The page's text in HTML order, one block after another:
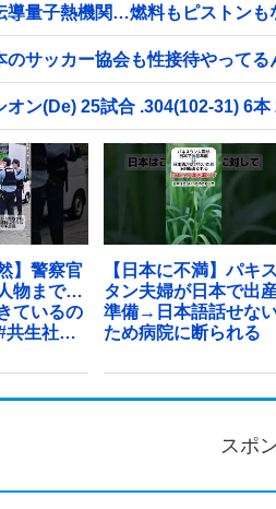
導量子熱機関…燃料もピストンも
のサッカー協会も性接待やって
オン(De) 25試合 .304(102-31) 6
】警察官
物まで…
ているの
共生社会
【日本に不満】パキ
タン夫婦が日本で出
準備→日本語話せな
ため病院に断られる
スポ